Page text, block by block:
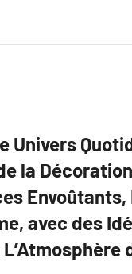
Univers
la
avec des